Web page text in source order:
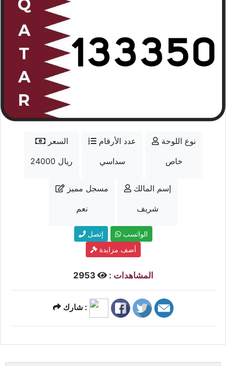
السعر
24000 ريال
عدد الأرقام
سداسي
نوع اللوحة
خاص
مسجل مميز
نعم
إسم المالك
شريف
إتصل
الواتسب
أضف مزايدة
المشاهدات : 2953
شارك :